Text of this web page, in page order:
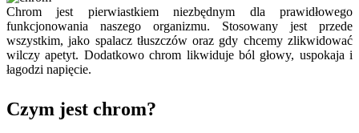
Chrom jest pierwiastkiem niezbędnym dla prawidłowego
funkcjonowania naszego organizmu. Stosowany jest przede
wszystkim, jako spalacz tłuszczów oraz gdy chcemy zlikwidować
wilczy apetyt. Dodatkowo chrom likwiduje ból głowy, uspokaja i
łagodzi napięcie.
Czym jest chrom?